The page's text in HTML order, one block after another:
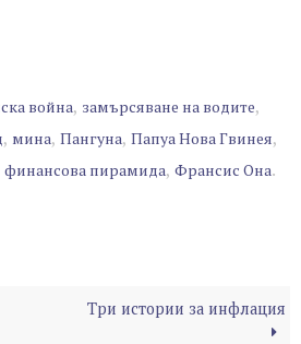
война, замърсяване на водите,
, мина, Пангуна, Папуа Нова Гвинея,
финансова пирамида, Франсис Она.
Три истории за инфлация